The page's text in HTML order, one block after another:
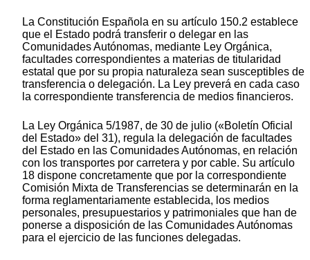
La Constitución Española en su artículo 150.2 establece
que el Estado podrá transferir o delegar en las
Comunidades Autónomas, mediante Ley Orgánica,
facultades correspondientes a materias de titularidad
estatal que por su propia naturaleza sean susceptibles de
transferencia o delegación. La Ley preverá en cada caso
la correspondiente transferencia de medios financieros.
La Ley Orgánica 5/1987, de 30 de julio («Boletín Oficial
del Estado» del 31), regula la delegación de facultades
del Estado en las Comunidades Autónomas, en relación
con los transportes por carretera y por cable. Su artículo
18 dispone concretamente que por la correspondiente
Comisión Mixta de Transferencias se determinarán en la
forma reglamentariamente establecida, los medios
personales, presupuestarios y patrimoniales que han de
ponerse a disposición de las Comunidades Autónomas
para el ejercicio de las funciones delegadas.